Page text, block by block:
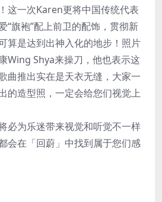
这一次Karen更将中国传统代表
“旗袍”配上前卫的配饰，贯彻新
算是达到出神入化的地步！照片
Wing Shya来操刀，他也表示这
曲推出实在是天衣无缝，大家一
的造型照，一定会给您们视觉上
必为乐迷带来视觉和听觉不一样
会在「回蔚」中找到属于您们感